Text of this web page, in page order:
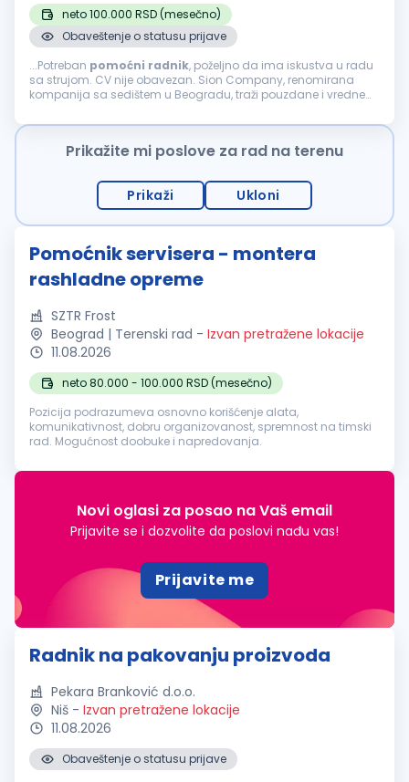
neto 100.000 RSD (mesečno)
Obaveštenje o statusu prijave
...Potreban pomoćni radnik, poželjno da ima iskustva u radu
sa strujom. CV nije obavezan. Sion Company, renomirana
kompanija sa sedištem u Beogradu, traži pouzdane i vredne
postanete deo dinamičnog...
Prikažite mi poslove za rad na terenu
Prikaži Ukloni
Pomoćnik servisera - montera
rashladne opreme
SZTR Frost
Beograd | Terenski rad - Izvan pretražene lokacije
11.08.2026
neto 80.000 - 100.000 RSD (mesečno)
Pozicija podrazumeva osnovno korišćenje alata,
komunikativnost, dobru organizovanost, spremnost na timski
rad. Mogućnost doobuke i napredovanja.
Novi oglasi za posao na Vaš email
Prijavite se i dozvolite da poslovi nađu vas!
Prijavite me
Radnik na pakovanju proizvoda
Pekara Branković d.o.o.
Niš - Izvan pretražene lokacije
11.08.2026
Obaveštenje o statusu prijave